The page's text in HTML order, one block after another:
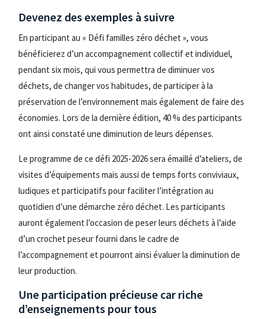
Devenez des exemples à suivre
En participant au « Défi familles zéro déchet », vous
bénéficierez d’un accompagnement collectif et individuel,
pendant six mois, qui vous permettra de diminuer vos
déchets, de changer vos habitudes, de participer à la
préservation de l’environnement mais également de faire des
économies. Lors de la dernière édition, 40 % des participants
ont ainsi constaté une diminution de leurs dépenses.
Le programme de ce défi 2025-2026 sera émaillé d’ateliers, de
visites d’équipements mais aussi de temps forts conviviaux,
ludiques et participatifs pour faciliter l’intégration au
quotidien d’une démarche zéro déchet. Les participants
auront également l’occasion de peser leurs déchets à l’aide
d’un crochet peseur fourni dans le cadre de
l’accompagnement et pourront ainsi évaluer la diminution de
leur production.
Une participation précieuse car riche
d’enseignements pour tous